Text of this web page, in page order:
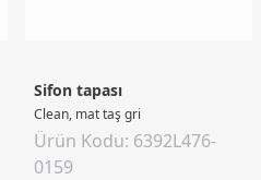
Sifon tapası
Clean, mat taş gri
Ürün Kodu: 6392L476-
0159